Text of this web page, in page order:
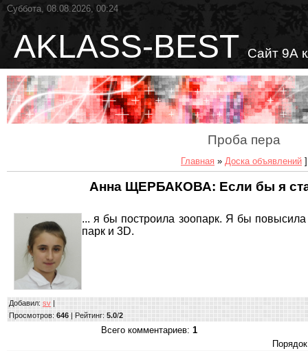
Суббота, 08.08.2026, 00:24
AKLASS-BEST Сайт 9А
Проба пера
Главная » Доска объявлений ]
Анна ЩЕРБАКОВА: Если бы я
... я бы построила зоопарк. Я бы
парк и 3D.
Добавил: sv
Просмотров: 646 Рейтинг: 5.0/2
Всего комментариев: 1